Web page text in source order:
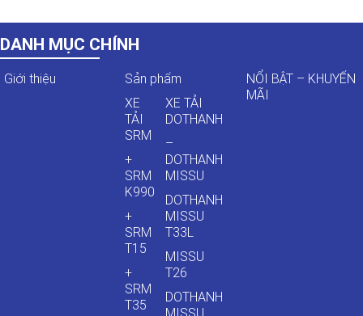
DANH MỤC CHÍNH
Giới thiệu
Sản phẩm
XE
TẢI
SRM
+
SRM
K990
+
SRM
T15
+
SRM
T35
XE TẢI
DOTHANH
–
DOTHANH
MISSU
DOTHANH
MISSU
T33L
MISSU
T26
DOTHANH
NỔI BẬT – KHUYẾN
MÃI